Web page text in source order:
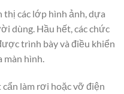
thị các lớp hình ảnh, dựa
dùng. Hầu hết, các chức
trình bày và điều khiển
hình.
làm rơi hoặc vỡ điện